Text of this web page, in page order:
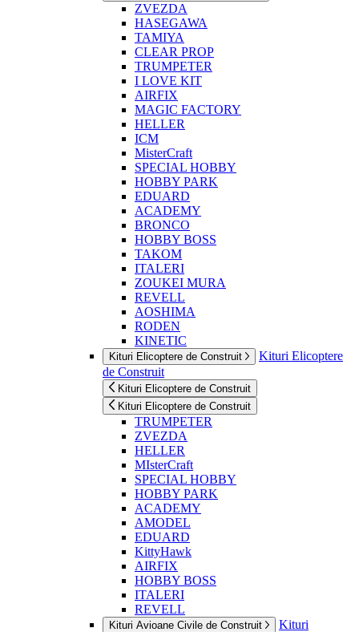
ZVEZDA
HASEGAWA
TAMIYA
CLEAR PROP
TRUMPETER
I LOVE KIT
AIRFIX
MAGIC FACTORY
HELLER
ICM
MisterCraft
SPECIAL HOBBY
HOBBY PARK
EDUARD
ACADEMY
BRONCO
HOBBY BOSS
TAKOM
ITALERI
ZOUKEI MURA
REVELL
AOSHIMA
RODEN
KINETIC
Kituri Elicoptere de Construit
Kituri Elicoptere
de Construit
Kituri Elicoptere de Construit
Kituri Elicoptere de Construit
TRUMPETER
ZVEZDA
HELLER
MIsterCraft
SPECIAL HOBBY
HOBBY PARK
ACADEMY
AMODEL
EDUARD
KittyHawk
AIRFIX
HOBBY BOSS
ITALERI
REVELL
Kituri Avioane Civile de Construit
Kituri